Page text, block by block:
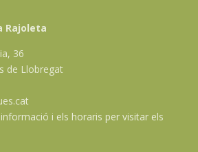
Rajoleta
36
de Llobregat
i els horaris per visitar els